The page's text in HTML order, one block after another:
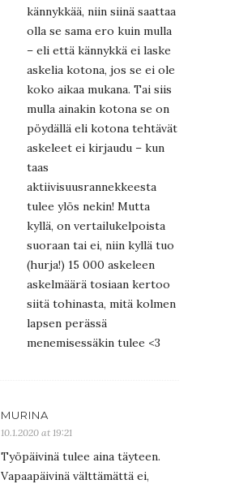
kännykkää, niin siinä saattaa
olla se sama ero kuin mulla
– eli että kännykkä ei laske
askelia kotona, jos se ei ole
koko aikaa mukana. Tai siis
mulla ainakin kotona se on
pöydällä eli kotona tehtävät
askeleet ei kirjaudu – kun
taas
aktiivisuusrannekkeesta
tulee ylös nekin! Mutta
kyllä, on vertailukelpoista
suoraan tai ei, niin kyllä tuo
(hurja!) 15 000 askeleen
askelmäärä tosiaan kertoo
siitä tohinasta, mitä kolmen
lapsen perässä
menemisessäkin tulee <3
MURINA
10.1.2020 at 19:21
Työpäivinä tulee aina täyteen.
Vapaapäivinä välttämättä ei,